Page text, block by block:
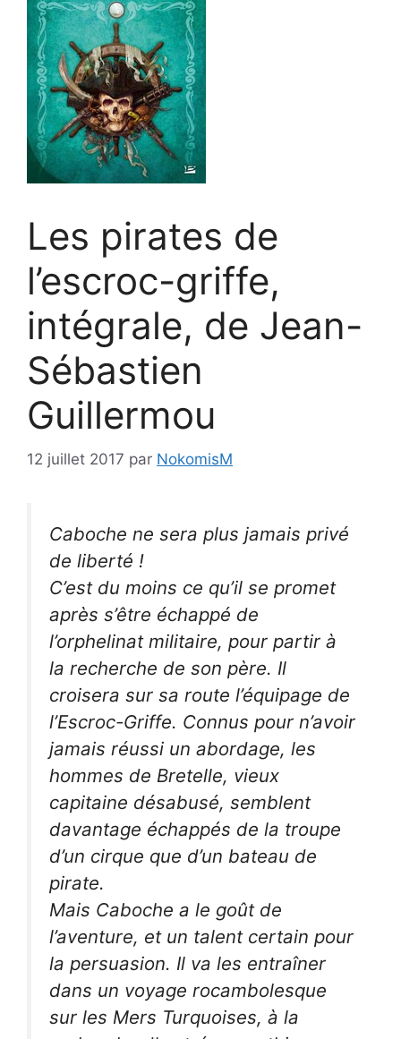
Les pirates de
l’escroc-griffe,
intégrale, de Jean-
Sébastien
Guillermou
12 juillet 2017 par NokomisM
Caboche ne sera plus jamais privé
de liberté !
C’est du moins ce qu’il se promet
après s’être échappé de
l’orphelinat militaire, pour partir à
la recherche de son père. Il
croisera sur sa route l’équipage de
l’Escroc-Griffe. Connus pour n’avoir
jamais réussi un abordage, les
hommes de Bretelle, vieux
capitaine désabusé, semblent
davantage échappés de la troupe
d’un cirque que d’un bateau de
pirate.
Mais Caboche a le goût de
l’aventure, et un talent certain pour
la persuasion. Il va les entraîner
dans un voyage rocambolesque
sur les Mers Turquoises, à la